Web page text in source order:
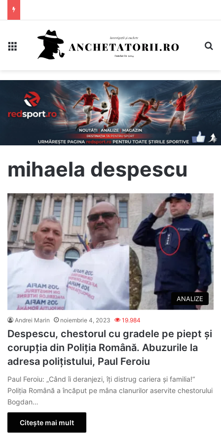
mihaela despescu
ANALIZE
Andrei Marin noiembrie 4, 2023 19.984
Despescu, chestorul cu gradele pe piept și
corupția din Poliția Română. Abuzurile la
adresa polițistului, Paul Feroiu
Paul Feroiu: „Când îi deranjezi, îţi distrug cariera şi familia!“
Poliția Română a încăput pe mâna clanurilor aservite chestorului
Bogdan…
Citește mai mult